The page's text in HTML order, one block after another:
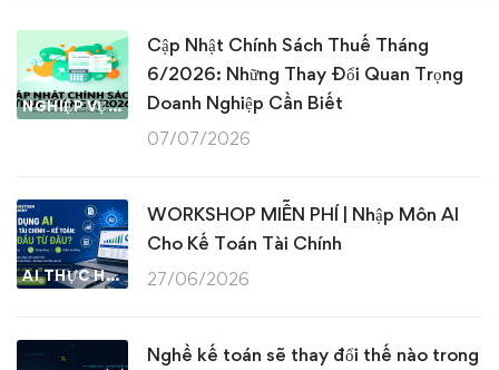
NGHIỆP VỤ KẾ TOÁN & THUẾ
Cập Nhật Chính Sách Thuế Tháng
6/2026: Những Thay Đổi Quan Trọng
Doanh Nghiệp Cần Biết
07/07/2026
AI THỰC HÀNH
WORKSHOP MIỄN PHÍ | Nhập Môn AI
Cho Kế Toán Tài Chính
27/06/2026
Nghề kế toán sẽ thay đổi thế nào trong